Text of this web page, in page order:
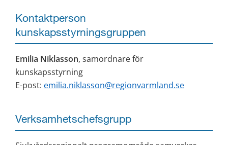
Kontaktperson
kunskapsstyrningsgruppen
Emilia Niklasson, samordnare för
kunskapsstyrning
E-post: emilia.niklasson@regionvarmland.se
Verksamhetschefsgrupp